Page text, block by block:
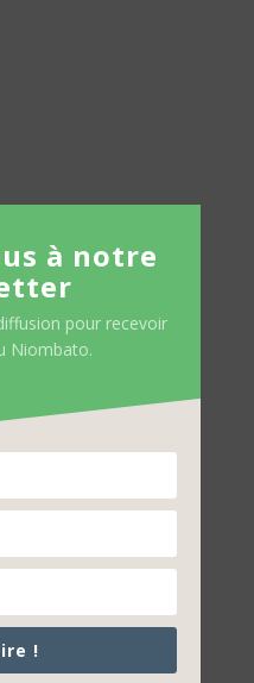
à notre
pour recevoir
Niombato.
!